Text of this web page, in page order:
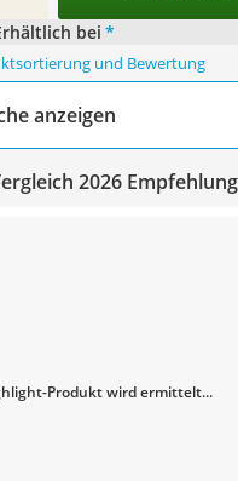
bei *
und Bewertung
anzeigen
2026
Produkt wird ermittelt...